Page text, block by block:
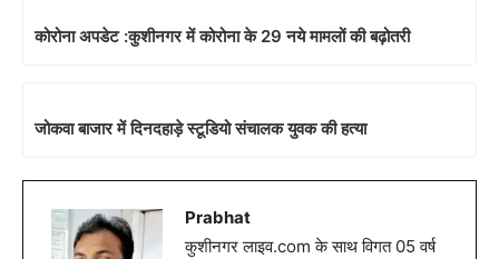
कोरोना अपडेट :कुशीनगर में कोरोना के 29 नये मामलों की बढ़ोतरी
जोकवा बाजार में दिनदहाड़े स्टूडियो संचालक युवक की हत्या
Prabhat
कुशीनगर लाइव.com के साथ विगत 05 वर्ष